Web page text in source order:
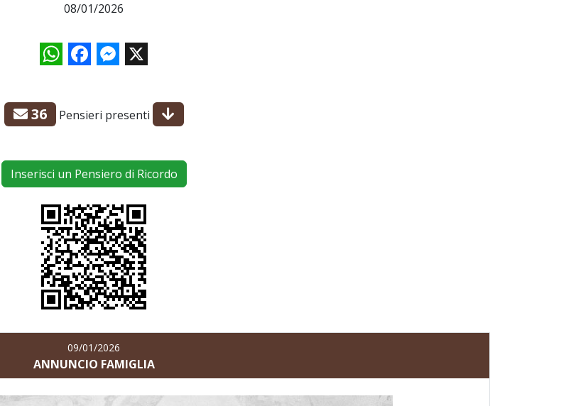
08/01/2026
WhatsAppFacebookMessenger
X
36 Pensieri presenti
Inserisci un Pensiero di Ricordo
09/01/2026
ANNUNCIO FAMIGLIA